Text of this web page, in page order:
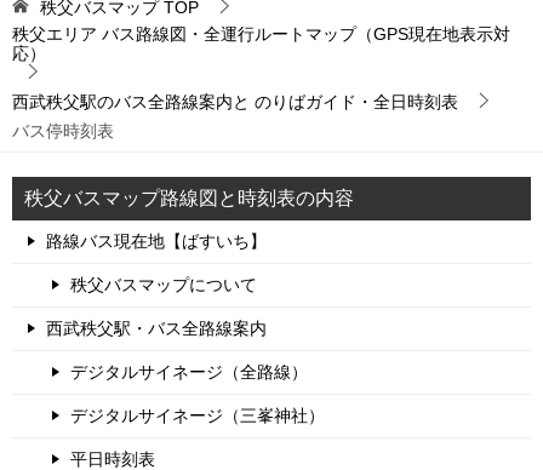
秩父バスマップTOP
秩父エリア バス路線図・全運行ルートマップ（GPS現在地表示対
応）
西武秩父駅のバス全路線案内と のりばガイド・全日時刻表
バス停時刻表
秩父バスマップ路線図と時刻表の内容
路線バス現在地【ばすいち】
秩父バスマップについて
西武秩父駅・バス全路線案内
デジタルサイネージ（全路線）
デジタルサイネージ（三峯神社）
平日時刻表